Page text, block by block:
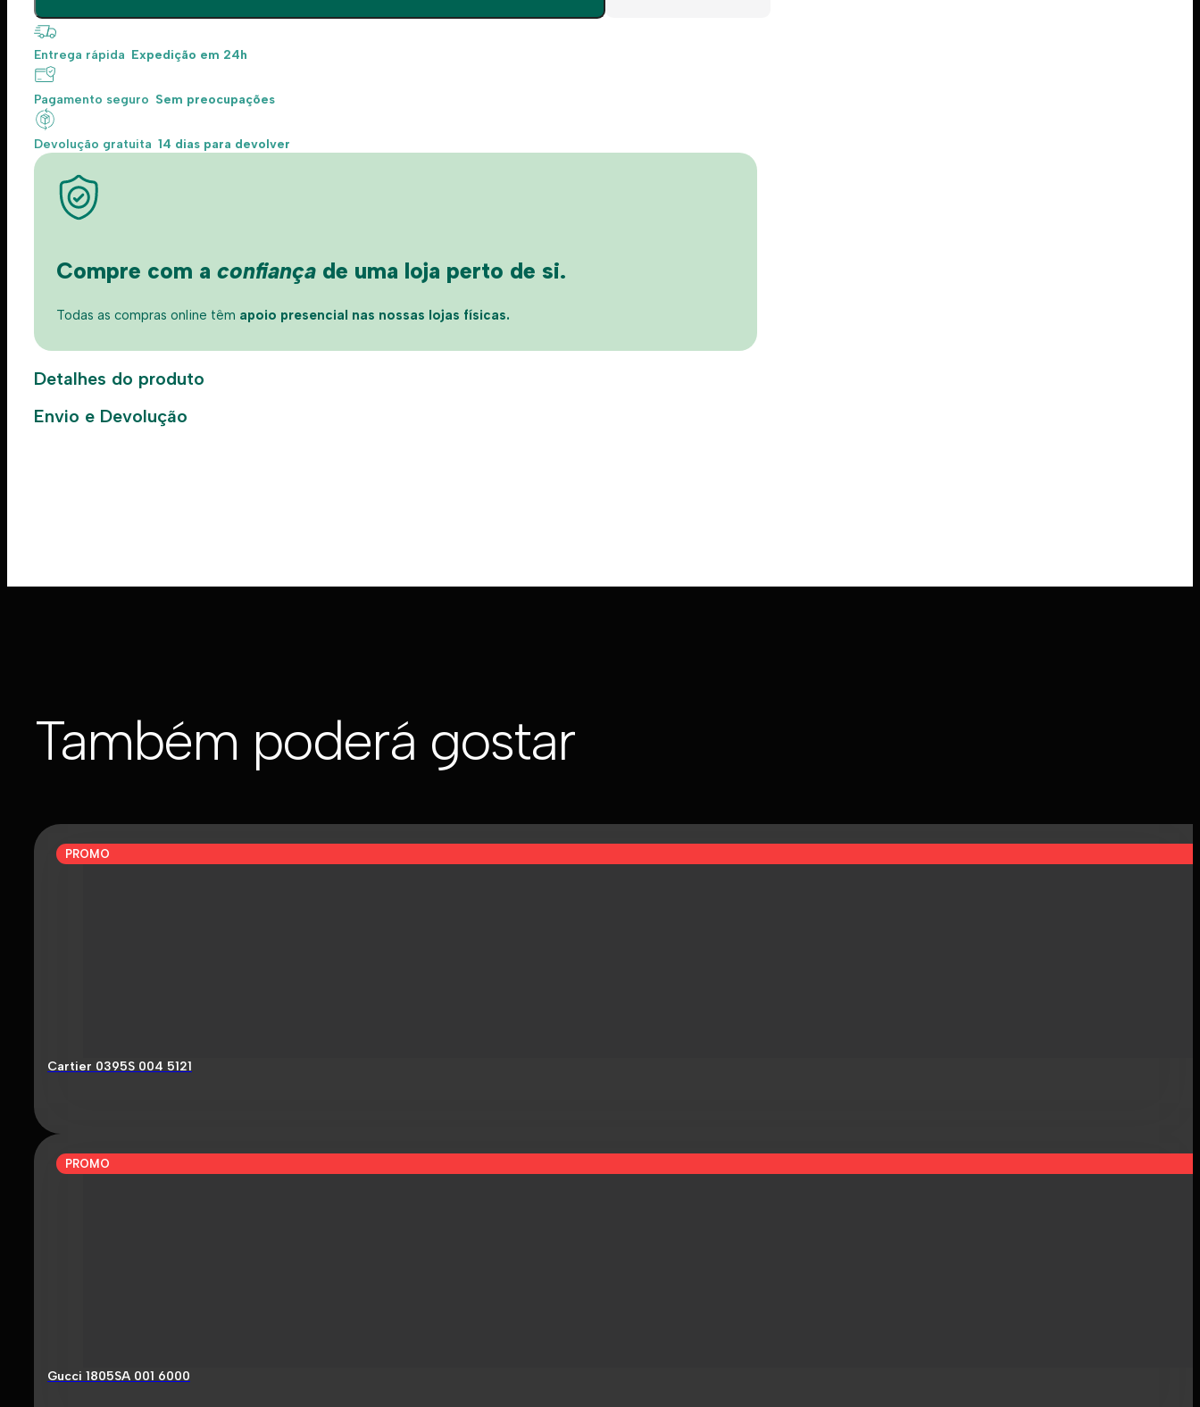
Entrega rápida Expedição em 24h
Pagamento seguro Sem preocupações
Devolução gratuita 14 dias para devolver
Compre com a confiança de uma loja perto de si.
Todas as compras online têm apoio presencial nas nossas lojas físicas.
Detalhes do produto
Envio e Devolução
Também poderá gostar
PROMO
Cartier 0395S 004 5121
PROMO
Gucci 1805SA 001 6000